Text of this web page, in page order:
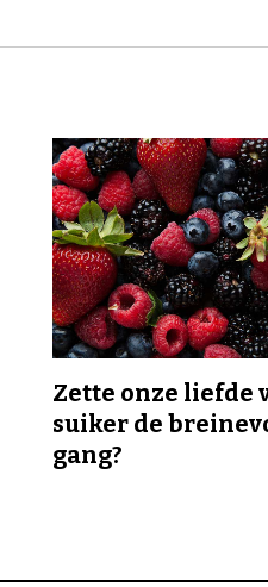
Zette onze liefde
suiker de
gang?